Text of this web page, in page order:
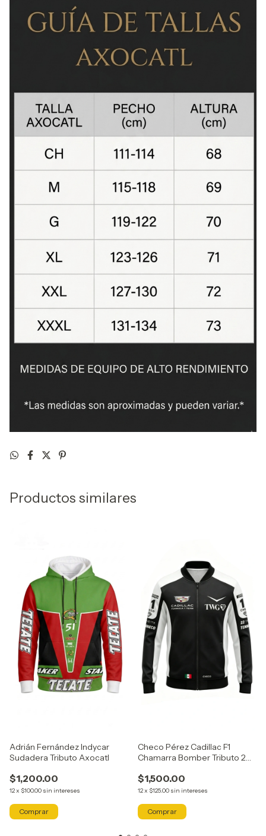
Productos similares
Adrián Fernández Indycar
Sudadera Tributo Axocatl
$1,200.00
12x $100.00 sin intereses
Comprar
Checo Pérez Cadillac F1
Chamarra Bomber Tributo 2
$1,500.00
12x $125.00 sin intereses
Comprar